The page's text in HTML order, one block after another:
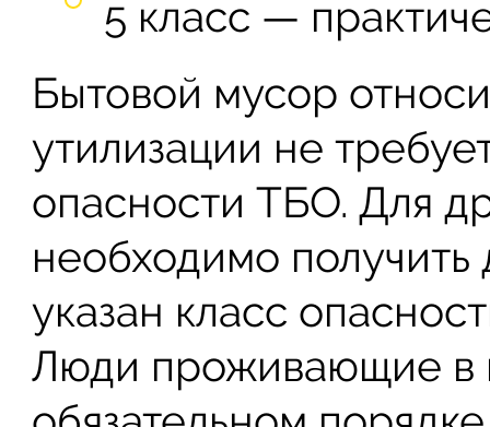
5 класс —
Бытовой мусор
утилизации не
опасности ТБО. Для
необходимо получить
указан класс
Люди проживающие в